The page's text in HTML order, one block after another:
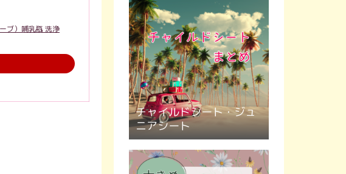
ブ）哺乳瓶 洗浄
ボールプールにもぴった
り
チャイルドシート・ジュ
ニアシート